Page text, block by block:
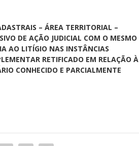
– ÁREA TERRITORIAL –
DE AÇÃO JUDICIAL COM O MESMO
AO LITÍGIO NAS INSTÂNCIAS
RETIFICADO EM RELAÇÃO À
CONHECIDO E PARCIALMENTE